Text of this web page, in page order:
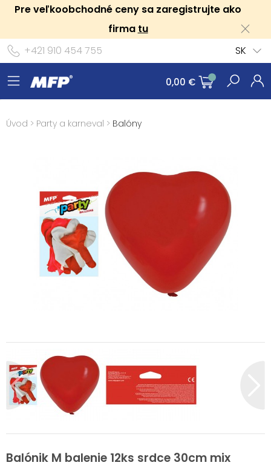
Pre veľkoobchodné ceny sa zaregistrujte ako
firma tu
+421 910 454 755
SK
0,00 €
Úvod > Party a karneval > Balóny
Balónik M balenie 12ks srdce 30cm mix